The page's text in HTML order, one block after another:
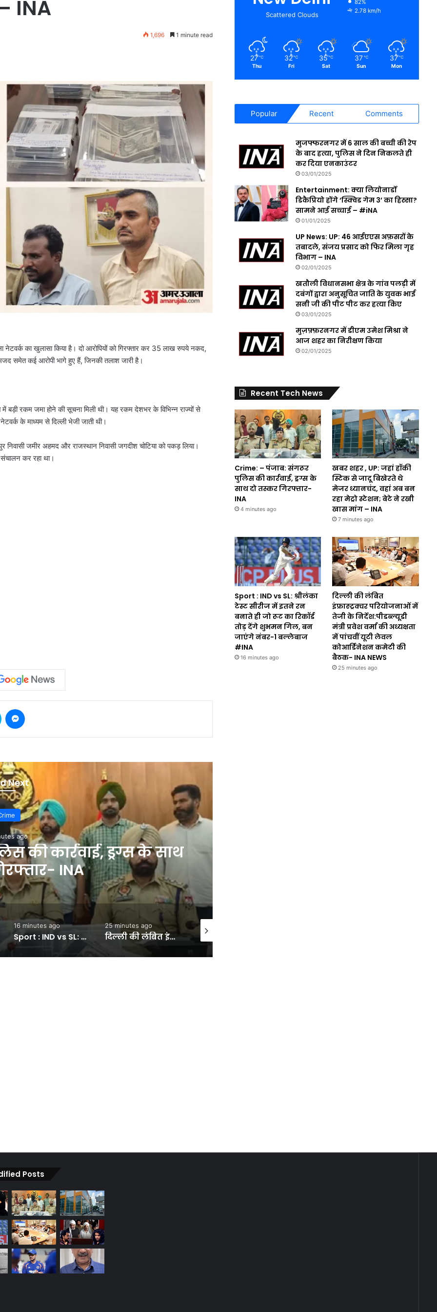
INA
1,696 1 minute read
नेटवर्क का खुलासा किया है। दो आरोपियों को गिरफ्तार कर 35 लाख रुपये नकद,
समेत कई आरोपी भागे हुए हैं, जिनकी तलाश जारी है।
रकम जमा होने की सूचना मिली थी। यह रकम देशभर के विभिन्न राज्यों से
के माध्यम से दिल्ली भेजी जाती थी।
जमीर अहमद और राजस्थान निवासी जगदीश चोटिया को पकड़ लिया।
कर रहा था।
Next
ago
की कार्रवाई, ड्रग्स के साथ
INA
16 minutes ago
Sport : IND vs SL: श्रीलंका टेस्ट सीरीज में इतने रन बनाते ही जो रूट का रिकॉर्ड तोड़ देंगे शुभमन गिल, बन जाएंगे नंबर-1 बल्लेबाज #INA
25 minutes ago
दिल्ली की लंबित इंफ्रास्ट्रक्चर परियोजनाओं में तेजी के निर्देश:पीडब्ल्यूडी मंत्री प्रवेश वर्मा की अध्यक्षता में पांचवीं यूटी लेवल कोआर्डिनेशन कमेटी की बैठक- INA NEWS
37 minutes ago
Scattered Clouds
82%
2.78 km/h
27 ℃
Thu
32 ℃
Fri
35 ℃
Sat
37 ℃
Sun
37 ℃
Mon
Popular Recent Comments
मुजफ्फरनगर में 6 साल की बच्ची की रेप
के बाद हत्या, पुलिस ने दिन निकलते ही
कर दिया एनकाउंटर
03/01/2025
Entertainment: क्या लियोनार्डो
डिकैप्रियो होंगे ‘स्क्विड गेम 3’ का हिस्सा?
सामने आई सच्चाई – #iNA
01/01/2025
UP News: UP: 46 आईएएस अफ़सरों के
तबादले, संजय प्रसाद को फिर मिला गृह
विभाग – INA
02/01/2025
खतौली विधानसभा क्षेत्र के गांव पलड़ी में
दबंगों द्वारा अनुसूचित जाति के युवक भाई
सनी जी की पीट पीट कर हत्या किए
03/01/2025
मुज़फ़्फ़रनगर में डीएम उमेश मिश्रा ने
आज शहर का निरीक्षण किया
02/01/2025
Recent Tech News
Crime: – पंजाब: संगरूर
पुलिस की कार्रवाई, ड्रग्स के
साथ दो तस्कर गिरफ्तार-
INA
4 minutes ago
खबर शहर , UP: जहां हॉकी
स्टिक से जादू बिखेरते थे
मेजर ध्यानचंद, वहां अब बन
रहा मेट्रो स्टेशन; बेटे ने रखी
खास मांग – INA
7 minutes ago
Sport : IND vs SL: श्रीलंका
टेस्ट सीरीज में इतने रन
बनाते ही जो रूट का रिकॉर्ड
तोड़ देंगे शुभमन गिल, बन
जाएंगे नंबर-1 बल्लेबाज
#INA
16 minutes ago
दिल्ली की लंबित
इंफ्रास्ट्रक्चर परियोजनाओं में
तेजी के निर्देश:पीडब्ल्यूडी
मंत्री प्रवेश वर्मा की अध्यक्षता
में पांचवीं यूटी लेवल
कोआर्डिनेशन कमेटी की
बैठक- INA NEWS
25 minutes ago
Posts